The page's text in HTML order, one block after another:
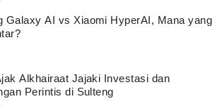
Galaxy AI vs Xiaomi HyperAI, Mana yang
Alkhairaat Jajaki Investasi dan
Perintis di Sulteng